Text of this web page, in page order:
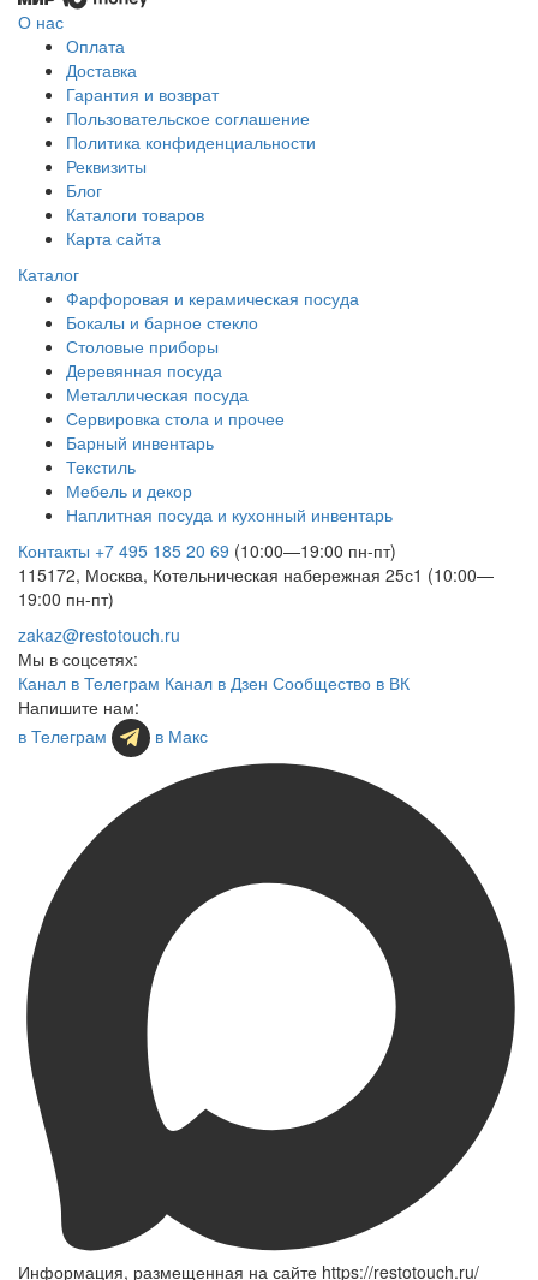
О нас
Оплата
Доставка
Гарантия и возврат
Пользовательское соглашение
Политика конфиденциальности
Реквизиты
Блог
Каталоги товаров
Карта сайта
Каталог
Фарфоровая и керамическая посуда
Бокалы и барное стекло
Столовые приборы
Деревянная посуда
Металлическая посуда
Сервировка стола и прочее
Барный инвентарь
Текстиль
Мебель и декор
Наплитная посуда и кухонный инвентарь
Контакты +7 495 185 20 69 (10:00—19:00 пн-пт)
115172, Москва, Котельническая набережная 25с1 (10:00—
19:00 пн-пт)
zakaz@restotouch.ru
Мы в соцсетях:
Канал в Телеграм Канал в Дзен Сообщество в ВК
Напишите нам:
в Телеграм
в Макс
Информация, размещенная на сайте https://restotouch.ru/